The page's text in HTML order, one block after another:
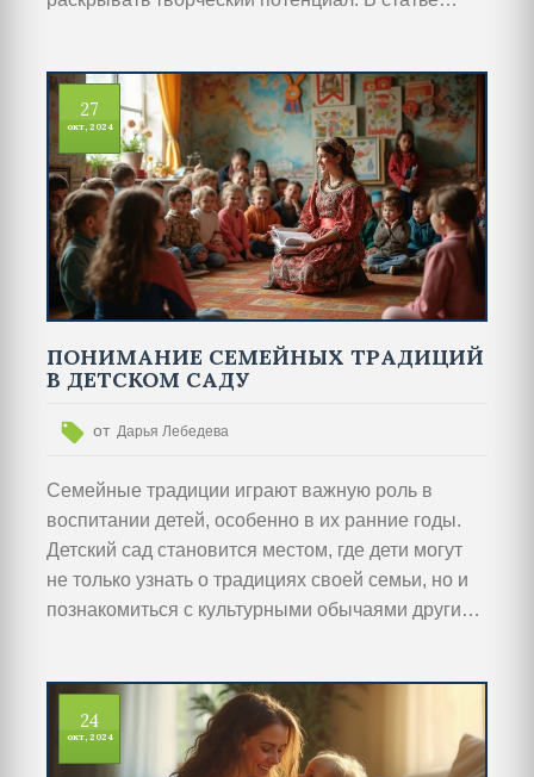
тематические праздники. Мы также поделимся
полезными советами по организации таких
активностей, чтобы они приносили
максимальную пользу и радость для детей.
27
окт, 2024
ПОНИМАНИЕ СЕМЕЙНЫХ ТРАДИЦИЙ
В ДЕТСКОМ САДУ
от Дарья Лебедева
Семейные традиции играют важную роль в
воспитании детей, особенно в их ранние годы.
Детский сад становится местом, где дети могут
не только узнать о традициях своей семьи, но и
познакомиться с культурными обычаями других
знанием о том, как они формируются, каковы их
значения и каким образом они поддерживают
связь между поколениями. В статье
24
окт, 2024